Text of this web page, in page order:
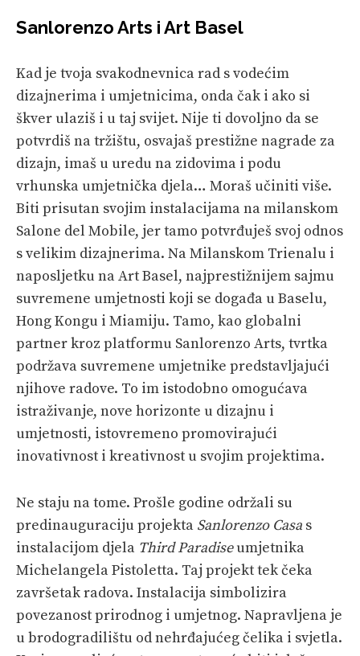
Sanlorenzo Arts i Art Basel
Kad je tvoja svakodnevnica rad s vodećim
dizajnerima i umjetnicima, onda čak i ako si
škver ulaziš i u taj svijet. Nije ti dovoljno da se
potvrdiš na tržištu, osvajaš prestižne nagrade za
dizajn, imaš u uredu na zidovima i podu
vrhunska umjetnička djela… Moraš učiniti više.
Biti prisutan svojim instalacijama na milanskom
Salone del Mobile, jer tamo potvrđuješ svoj odnos
s velikim dizajnerima. Na Milanskom Trienalu i
naposljetku na Art Basel, najprestižnijem sajmu
suvremene umjetnosti koji se događa u Baselu,
Hong Kongu i Miamiju. Tamo, kao globalni
partner kroz platformu Sanlorenzo Arts, tvrtka
podržava suvremene umjetnike predstavljajući
njihove radove. To im istodobno omogućava
istraživanje, nove horizonte u dizajnu i
umjetnosti, istovremeno promovirajući
inovativnost i kreativnost u svojim projektima.​
Ne staju na tome. Prošle godine održali su
predinauguraciju projekta Sanlorenzo Casa s
instalacijom djela Third Paradiseumjetnika
Michelangela Pistoletta. Taj projekt tek čeka
završetak radova. Instalacija simbolizira
povezanost prirodnog i umjetnog. Napravljena je
u brodogradilištu od nehrđajućeg čelika i svjetla.